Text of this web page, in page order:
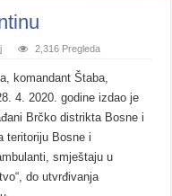
2,316 Pregleda
komandant Štaba,
4. 2020. godine izdao je
Brčko distrikta Bosne i
teritoriju Bosne i
smještaju u
do utvrđivanja